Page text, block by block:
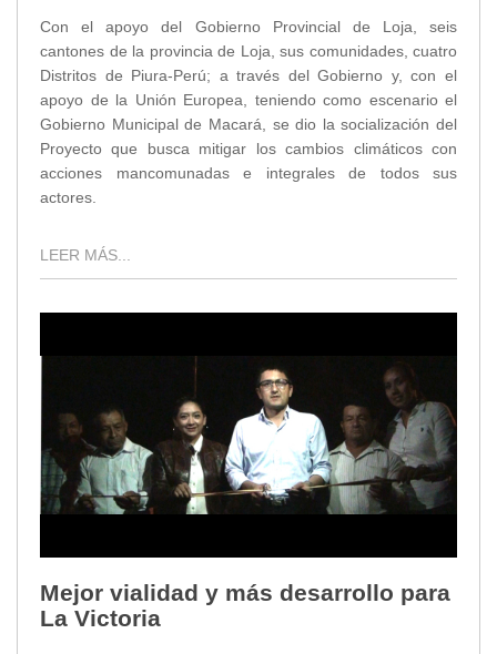
Con el apoyo del Gobierno Provincial de Loja, seis
cantones de la provincia de Loja, sus comunidades, cuatro
Distritos de Piura-Perú; a través del Gobierno y, con el
apoyo de la Unión Europea, teniendo como escenario el
Gobierno Municipal de Macará, se dio la socialización del
Proyecto que busca mitigar los cambios climáticos con
acciones mancomunadas e integrales de todos sus
actores.
LEER MÁS...
Mejor vialidad y más desarrollo para
La Victoria